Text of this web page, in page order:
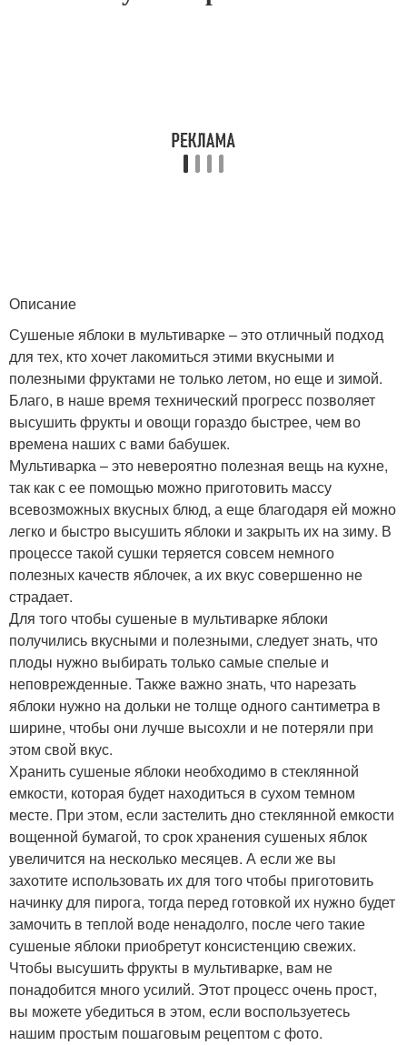
Описание
Сушеные яблоки в мультиварке – это отличный подход
для тех, кто хочет лакомиться этими вкусными и
полезными фруктами не только летом, но еще и зимой.
Благо, в наше время технический прогресс позволяет
высушить фрукты и овощи гораздо быстрее, чем во
времена наших с вами бабушек.
Мультиварка – это невероятно полезная вещь на кухне,
так как с ее помощью можно приготовить массу
всевозможных вкусных блюд, а еще благодаря ей можно
легко и быстро высушить яблоки и закрыть их на зиму. В
процессе такой сушки теряется совсем немного
полезных качеств яблочек, а их вкус совершенно не
страдает.
Для того чтобы сушеные в мультиварке яблоки
получились вкусными и полезными, следует знать, что
плоды нужно выбирать только самые спелые и
неповрежденные. Также важно знать, что нарезать
яблоки нужно на дольки не толще одного сантиметра в
ширине, чтобы они лучше высохли и не потеряли при
этом свой вкус.
Хранить сушеные яблоки необходимо в стеклянной
емкости, которая будет находиться в сухом темном
месте. При этом, если застелить дно стеклянной емкости
вощенной бумагой, то срок хранения сушеных яблок
увеличится на несколько месяцев. А если же вы
захотите использовать их для того чтобы приготовить
начинку для пирога, тогда перед готовкой их нужно будет
замочить в теплой воде ненадолго, после чего такие
сушеные яблоки приобретут консистенцию свежих.
Чтобы высушить фрукты в мультиварке, вам не
понадобится много усилий. Этот процесс очень прост,
вы можете убедиться в этом, если воспользуетесь
нашим простым пошаговым рецептом с фото.